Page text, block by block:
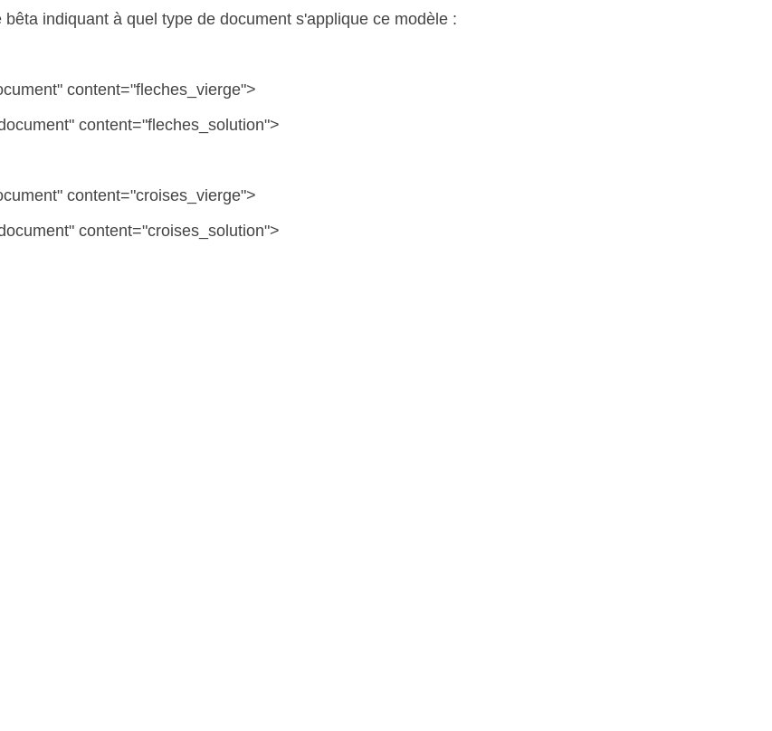
indiquant à quel type de document s'applique ce modèle :
content="fleches_vierge">
content="fleches_solution">
content="croises_vierge">
content="croises_solution">